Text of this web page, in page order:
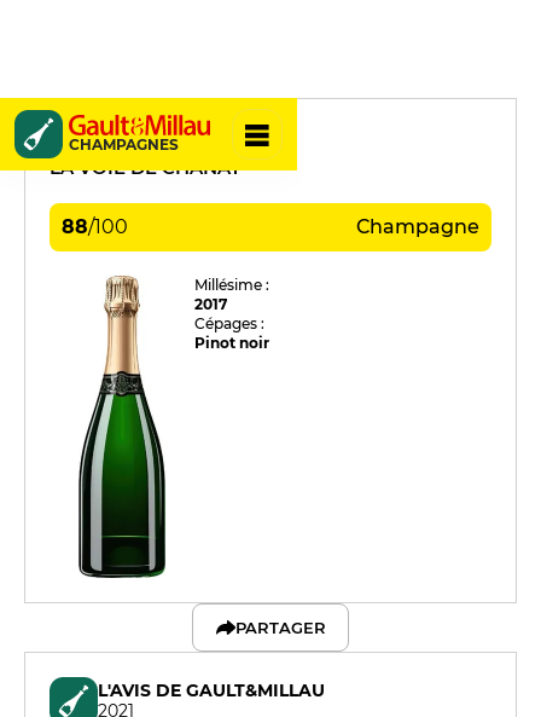
CHAMPAGNES
R. Dumont & Fils
LA VOIE DE CHANAY
88/100 Champagne
Millésime :
2017
Cépages :
Pinot noir
PARTAGER
L'AVIS DE GAULT&MILLAU
2021